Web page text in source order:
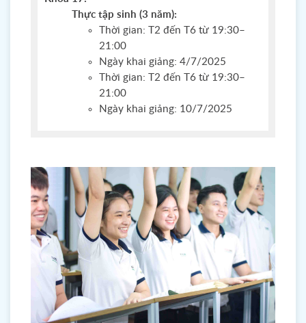
Thực tập sinh (3 năm):
Thời gian: T2 đến T6 từ 19:30–
21:00
Ngày khai giảng: 4/7/2025
Thời gian: T2 đến T6 từ 19:30–
21:00
Ngày khai giảng: 10/7/2025